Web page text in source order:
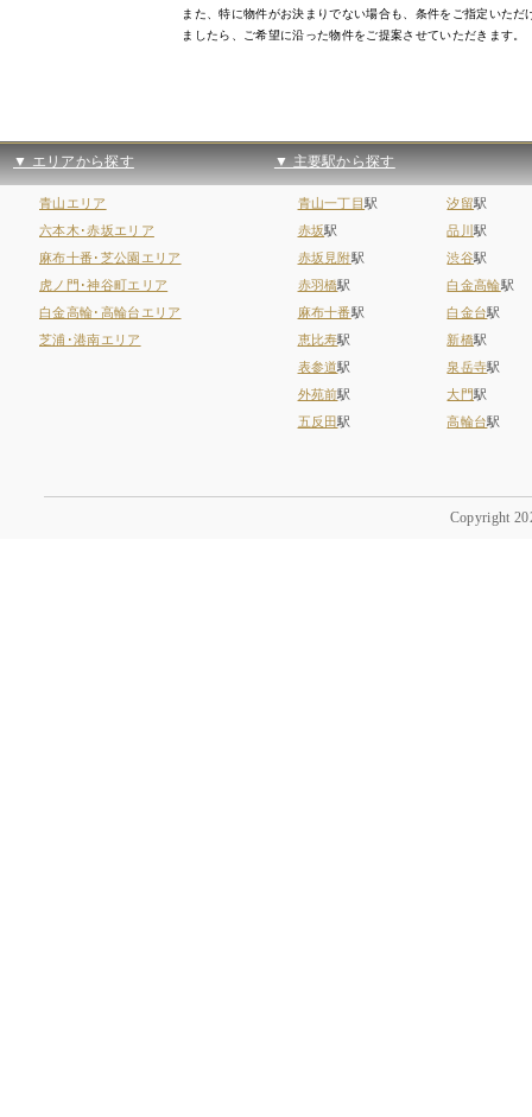
また、特に物件がお決まりでない場合も、条件をご指定いただ
ましたら、ご希望に沿った物件をご提案させていただきます。
▼ エリアから探す ▼ 主要駅から探す
青山エリア
六本木･赤坂エリア
麻布十番･芝公園エリア
虎ノ門･神谷町エリア
白金高輪･高輪台エリア
芝浦･港南エリア
青山一丁目駅
赤坂駅
赤坂見附駅
赤羽橋駅
麻布十番駅
恵比寿駅
表参道駅
外苑前駅
五反田駅
汐留駅
品川駅
渋谷駅
白金高輪駅
白金台駅
新橋駅
泉岳寺駅
大門駅
高輪台駅
Copyright